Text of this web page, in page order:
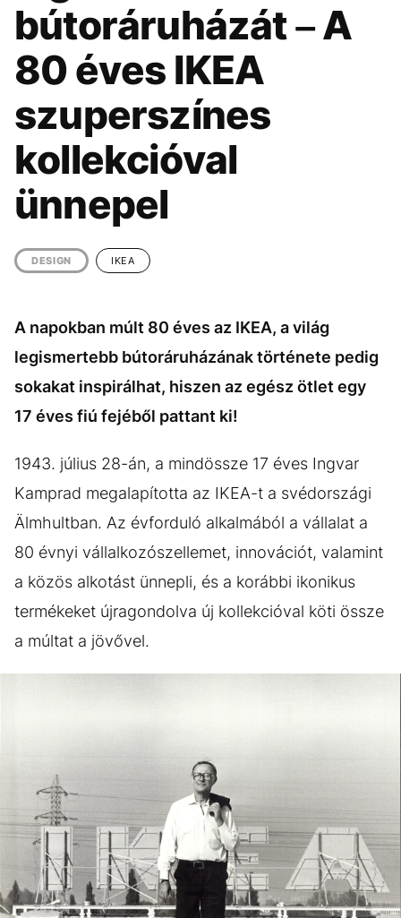
KÖZÉLET UTAZÁS
ÉLETMÓD DESIGN
BESZÉLGETÉSEK ARCOK
VIDEÓ TÖRTÉNETEK
GASZTRO
bútoráruházát – A
80 éves IKEA
szuperszínes
kollekcióval
ünnepel
DESIGN IKEA
A napokban múlt 80 éves az IKEA, a világ
legismertebb bútoráruházának története pedig
sokakat inspirálhat, hiszen az egész ötlet egy
17 éves fiú fejéből pattant ki!
1943. július 28-án, a mindössze 17 éves Ingvar
Kamprad megalapította az IKEA-t a svédországi
Älmhultban. Az évforduló alkalmából a vállalat a
80 évnyi vállalkozószellemet, innovációt, valamint
a közös alkotást ünnepli, és a korábbi ikonikus
termékeket újragondolva új kollekcióval köti össze
a múltat a jövővel.